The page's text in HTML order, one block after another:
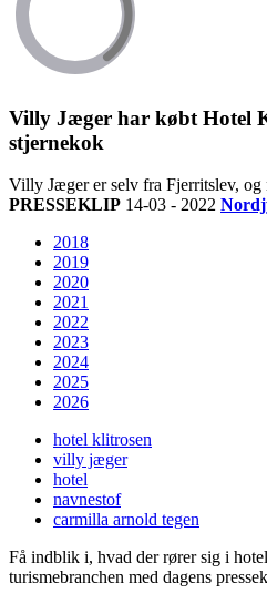
Villy Jæger har købt Hotel
stjernekok
Villy Jæger er selv fra Fjerritslev, og
PRESSEKLIP 14-03 - 2022
2018
2019
2020
2021
2022
2023
2024
2025
2026
hotel klitrosen
villy jæger
hotel
navnestof
carmilla arnold tegen
Få indblik i, hvad der rører sig i
turismebranchen med dagens